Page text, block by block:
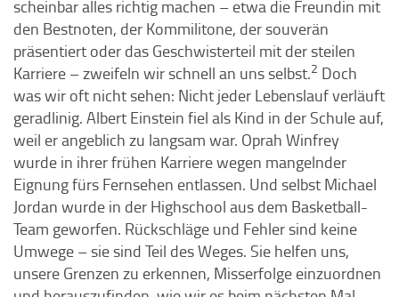
scheinbar alles richtig machen – etwa die Freundin mit
den Bestnoten, der Kommilitone, der souverän
präsentiert oder das Geschwisterteil mit der steilen
Karriere – zweifeln wir schnell an uns selbst.2 Doch
was wir oft nicht sehen: Nicht jeder Lebenslauf verläuft
geradlinig. Albert Einstein fiel als Kind in der Schule auf,
weil er angeblich zu langsam war. Oprah Winfrey
wurde in ihrer frühen Karriere wegen mangelnder
Eignung fürs Fernsehen entlassen. Und selbst Michael
Jordan wurde in der Highschool aus dem Basketball-
Team geworfen. Rückschläge und Fehler sind keine
Umwege – sie sind Teil des Weges. Sie helfen uns,
unsere Grenzen zu erkennen, Misserfolge einzuordnen